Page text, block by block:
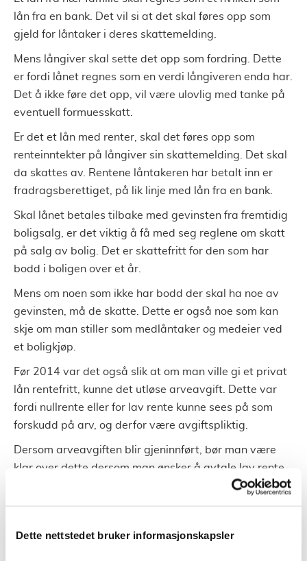
Dette nettstedet bruker informasjonskapsler
lån fra en bank. Det vil si at det skal føres opp som
gjeld for låntaker i deres skattemelding.
Mens långiver skal sette det opp som fordring. Dette
er fordi lånet regnes som en verdi långiveren enda har.
Det å ikke føre det opp, vil være ulovlig med tanke på
eventuell formuesskatt.
Er det et lån med renter, skal det føres opp som
renteinntekter på långiver sin skattemelding. Det skal
da skattes av. Rentene låntakeren har betalt inn er
fradragsberettiget, på lik linje med lån fra en bank.
Skal lånet betales tilbake med gevinsten fra fremtidig
boligsalg, er det viktig å få med seg reglene om skatt
på salg av bolig. Det er skattefritt for den som har
bodd i boligen over et år.
Mens om noen som ikke har bodd der skal ha noe av
gevinsten, må de skatte. Dette er også noe som kan
skje om man stiller som medlåntaker og medeier ved
et boligkjøp.
Før 2014 var det også slik at om man ville gi et privat
lån rentefritt, kunne det utløse arveavgift. Dette var
fordi nullrente eller for lav rente kunne sees på som
forskudd på arv, og derfor være avgiftspliktig.
Dersom arveavgiften blir gjeninnført, bør man være
klar over dette dersom man ønsker å avtale lav rente
Privat lån for å hjelpe et av